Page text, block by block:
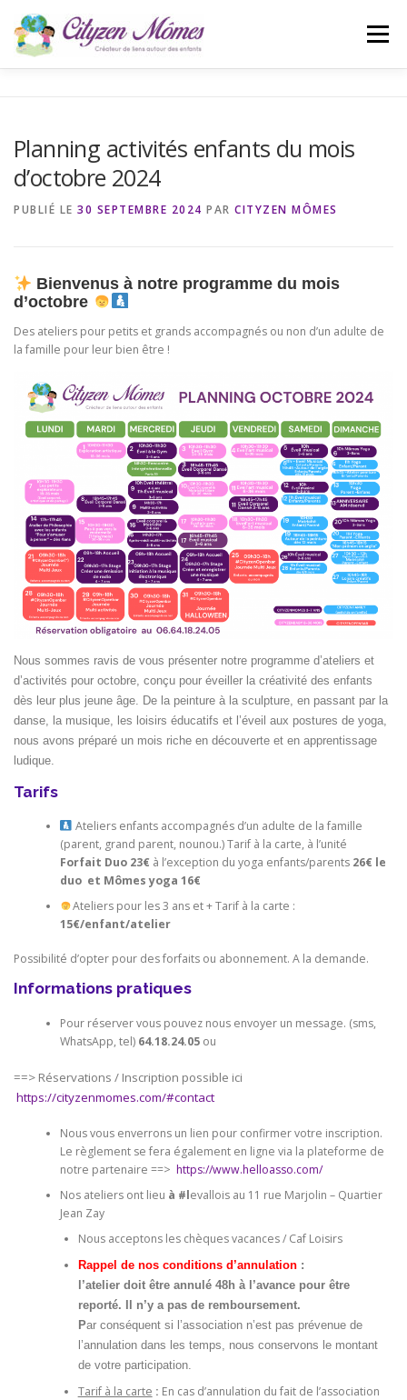
contenu
Menu
CONTACT BLOG
Planning activités enfants du mois
d’octobre 2024
PUBLIÉ LE 30 SEPTEMBRE 2024 PAR CITYZEN MÔMES
Bienvenus à notre programme du mois
d’octobre
Des ateliers pour petits et grands accompagnés ou non d’un adulte de
la famille pour leur bien être !
Nous sommes ravis de vous présenter notre programme d’ateliers et
d’activités pour octobre, conçu pour éveiller la créativité des enfants
dès leur plus jeune âge. De la peinture à la sculpture, en passant par la
danse, la musique, les loisirs éducatifs et l’éveil aux postures de yoga,
nous avons préparé un mois riche en découverte et en apprentissage
ludique.
Tarifs
Ateliers enfants accompagnés d’un adulte de la famille
(parent, grand parent, nounou.) Tarif à la carte, à l’unité
Forfait Duo 23€ à l’exception du yoga enfants/parents26€ le
duo et Mômes yoga 16€
Ateliers pour les 3 ans et + Tarif à la carte :
15€/enfant/atelier
Possibilité d’opter pour des forfaits ou abonnement. A la demande.
Informations pratiques
Pour réserver vous pouvez nous envoyer un message. (sms,
WhatsApp, tel) 64.18.24.05ou
==> Réservations / Inscription possible ici
https://cityzenmomes.com/#contact
Nous vous enverrons un lien pour confirmer votre inscription.
Le règlement se fera également en ligne via la plateforme de
notre partenaire ==> https://www.helloasso.com/
Nos ateliers ont lieu à #levallois au 11 rue Marjolin – Quartier
Jean Zay
Nous acceptons les chèques vacances / Caf Loisirs
Rappel de nos conditions d’annulation :
l’atelier doit être annulé 48h à l’avance pour être
reporté. Il n’y a pas de remboursement.
Par conséquent si l’association n’est pas prévenue de
l’annulation dans les temps, nous conservons le montant
de votre participation.
Tarif à la carte : En cas d’annulation du fait de l’association